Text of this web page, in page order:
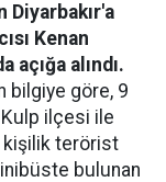
Diyarbakır'a
Kenan
açığa alındı.
bilgiye göre, 9
ilçesi ile
kişilik terörist
bulunan